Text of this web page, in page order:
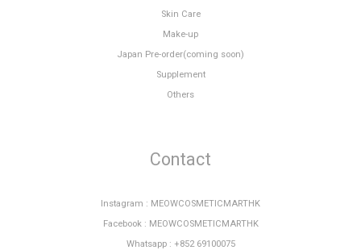
Skin Care
Make-up
Japan Pre-order(coming soon)
Supplement
Others
Contact
Instagram : MEOWCOSMETICMARTHK
Facebook : MEOWCOSMETICMARTHK
Whatsapp : +852 69100075